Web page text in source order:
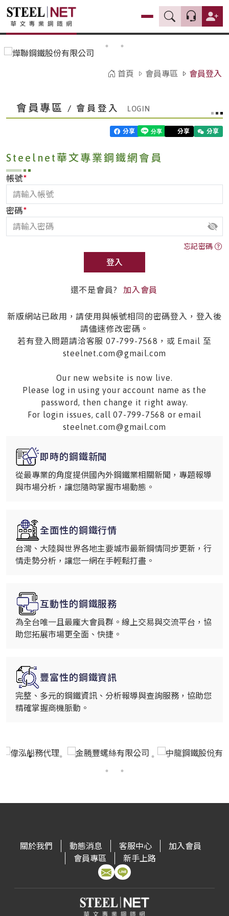
首頁 會員專區 會員登入
會員專區 / 會員登入
分享 分享 分享
Steelnet華文專業鋼鐵網會員
帳號*
密碼*
忘記密碼
登入
還不是會員? 加入會員
新版網站已啟用，請使用與帳號相同的密碼登入，登入後
請儘速修改密碼。
若有登入問題請洽客服 07-799-7568，或 Email 至
steelnet.com@gmail.com
Our new website is now live.
Please log in using your account name as the
password, then change it right away.
For login issues, call 07-799-7568 or email
steelnet.com@gmail.com
即時的鋼鐵新聞
從最專業的角度提供國內外鋼鐵業相關新聞，專題報導
與市場分析，讓您隨時掌握市場動態。
全面性的鋼鐵行情
台灣、大陸與世界各地主要城市最新鋼情同步更新，行
情走勢分析，讓您一網在手輕鬆打盡。
互動性的鋼鐵服務
為全台唯一且最龐大會員群。線上交易與交流平台，協
助您拓展市場更全面、快捷。
豐富性的鋼鐵資訊
完整、多元的鋼鐵資訊、分析報導與查詢服務，協助您
精確掌握商機脈動。
關於我們 動態消息 客服中心
加入會員
會員專區
新手上路